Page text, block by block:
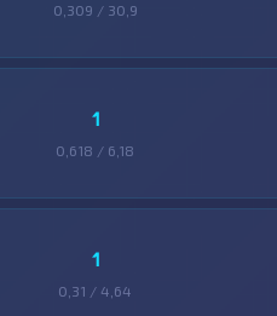
0,309 / 30,9
1
0,618 / 6,18
1
0,31 / 4,64